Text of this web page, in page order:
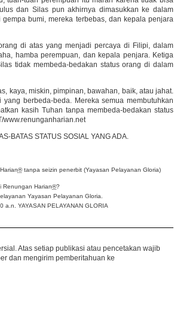
dan Silas pun akhirnya dimasukkan ke dalam
bumi, mereka terbebas, dan kepala penjara
di atas yang menjadi percaya di Filipi, dalam
hamba perempuan, dan kepala penjara. Ketiga
tidak membeda-bedakan status orang di dalam
kaya, miskin, pimpinan, bawahan, baik, atau jahat.
berbeda-beda. Mereka semua membutuhkan
kasih Tuhan tanpa membeda-bedakan status
www.renunganharian.net
BATAS STATUS SOSIAL YANG ADA.
®tanpa seizin penerbit (Yayasan Pelayanan Gloria)
Renungan Harian®?
Yayasan Pelayanan Gloria.
YAYASAN PELAYANAN GLORIA
Atas setiap publikasi atau pencetakan wajib
dan mengirim pemberitahuan ke